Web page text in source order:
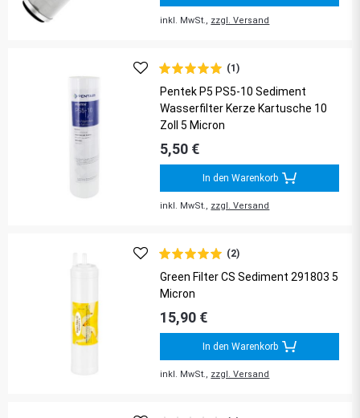
inkl. MwSt., zzgl. Versand
(1)
Pentek P5 PS5-10 Sediment
Wasserfilter Kerze Kartusche 10
Zoll 5 Micron
5,50 €
In den Warenkorb
inkl. MwSt., zzgl. Versand
(2)
Green Filter CS Sediment 291803 5
Micron
15,90 €
In den Warenkorb
inkl. MwSt., zzgl. Versand